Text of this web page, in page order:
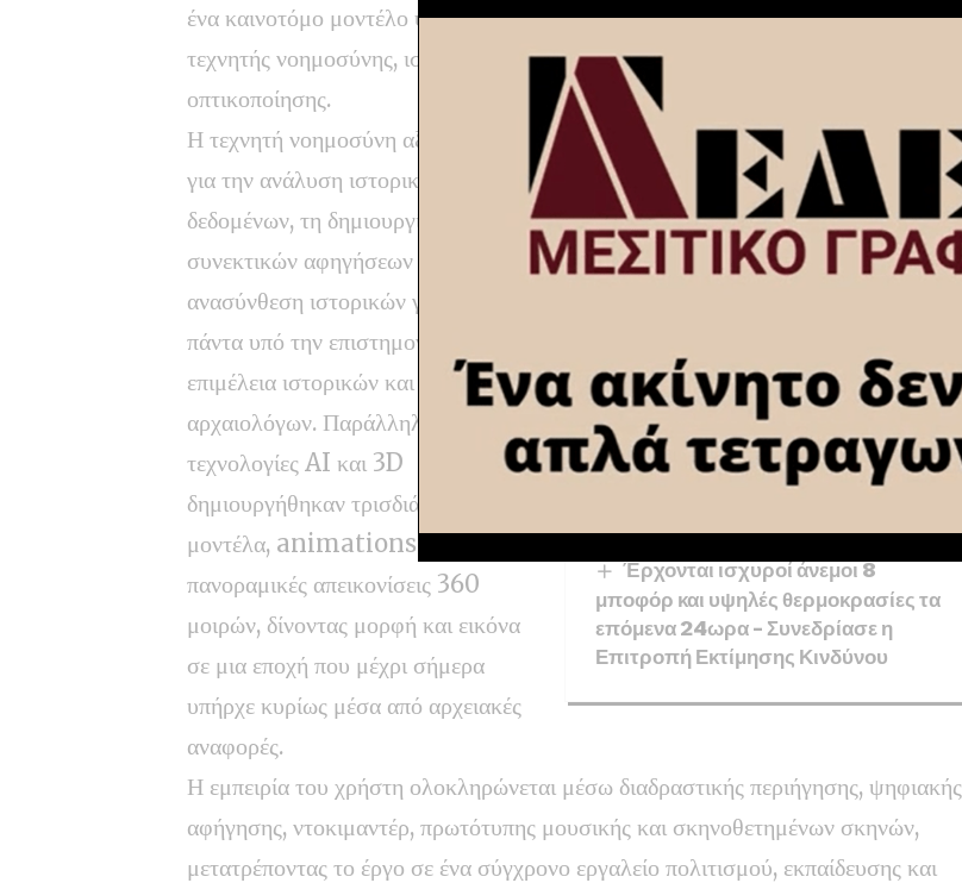
ένα καινοτόμο μοντέλο ψηφιακής ανασύνθεσης, βασισμένο στη συνεργασία
τεχνητής νοημοσύνης, ιστορικής τεκμηρίωσης και σύγχρονων τεχνολογιών
οπτικοποίησης.
You Might Also Like
Σήμερα το βράδυ το πανηγύρι στο
Πανόραμα Φενεού
οποιοδήποτε περιστατικό πυρκαγιάς
οι αναγκαίοι έλεγχοι στα
φωτοβολταϊκά πάρκα της περιοχής
«Πορτοκαλί» συναγερμός στην
πυρκαγιάς, αύριο Κυριακή 9/8
Έρχονται ισχυροί άνεμοι 8
μποφόρ και υψηλές θερμοκρασίες τα
επόμενα 24ωρα – Συνεδρίασε η
Επιτροπή Εκτίμησης Κινδύνου
Η τεχνητή νοημοσύνη αξιοποιήθηκε
για την ανάλυση ιστορικών
δεδομένων, τη δημιουργία
συνεκτικών αφηγήσεων και την
ανασύνθεση ιστορικών γεγονότων,
πάντα υπό την επιστημονική
επιμέλεια ιστορικών και
αρχαιολόγων. Παράλληλα, μέσα από
τεχνολογίες AI και 3D
δημιουργήθηκαν τρισδιάστατα
μοντέλα, animations και
πανοραμικές απεικονίσεις 360
μοιρών, δίνοντας μορφή και εικόνα
σε μια εποχή που μέχρι σήμερα
υπήρχε κυρίως μέσα από αρχειακές
αναφορές.
Η εμπειρία του χρήστη ολοκληρώνεται μέσω διαδραστικής περιήγησης, ψηφιακής
αφήγησης, ντοκιμαντέρ, πρωτότυπης μουσικής και σκηνοθετημένων σκηνών,
μετατρέποντας το έργο σε ένα σύγχρονο εργαλείο πολιτισμού, εκπαίδευσης και